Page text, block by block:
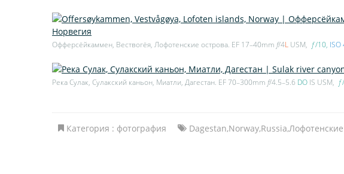
Офферсёйкаммен, Вествогёя, Лофотенские острова. EF 17–40mm f/4L USM, ƒ/10 ISO
Река Сулак, Сулакский каньон, Миатли, Дагестан. EF 70–300mm f/4.5–5.6 DO IS USM, ƒ
Категория : фотография Dagestan,Norway,Russia,